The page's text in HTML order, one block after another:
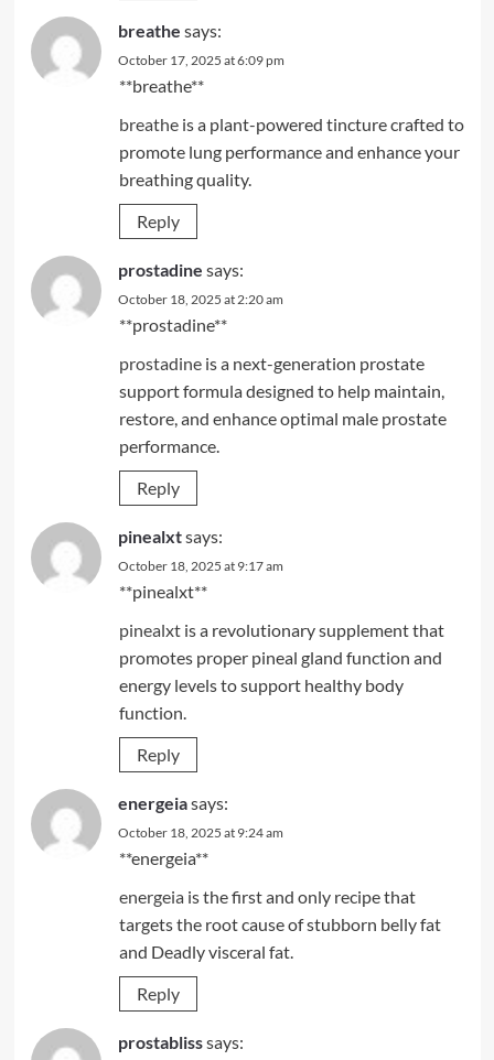
breathe says:
October 17, 2025 at 6:09 pm
** breathe**
breatheis a plant-powered tincture crafted to
promote lung performance and enhance your
breathing quality.
Reply
prostadine says:
October 18, 2025 at 2:20 am
**prostadine**
prostadineis a next-generation prostate
support formula designed to help maintain,
restore, and enhance optimal male prostate
performance.
Reply
pinealxtsays:
October 18, 2025 at 9:17 am
** pinealxt**
pinealxtis a revolutionary supplement that
promotes proper pineal gland function and
energy levels to support healthy body
function.
Reply
energeiasays:
October 18, 2025 at 9:24 am
** energeia**
energeiais the first and only recipe that
targets the root cause of stubborn belly fat
and Deadly visceral fat.
Reply
prostablisssays: